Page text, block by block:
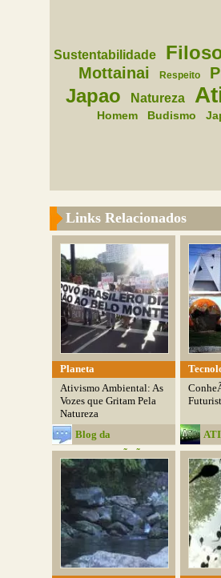
Sustentabilidade
Mottainai Respeito
Japao Natureza
Homem Budismo
Links Relacionados
Planeta
Ativismo Ambiental: As
Vozes que Gritam Pela
Natureza
Blog da
ComunicaÃ§Ã£o